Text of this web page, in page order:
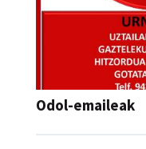
Odol-emaileak